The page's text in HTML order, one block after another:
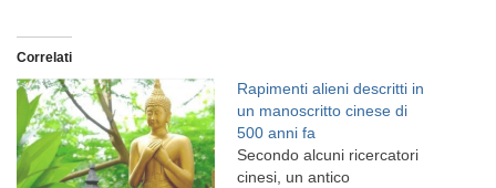
Correlati
Rapimenti alieni descritti in
un manoscritto cinese di
500 anni fa
Secondo alcuni ricercatori
cinesi, un antico